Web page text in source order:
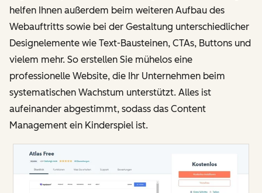
helfen Ihnen außerdem beim weiteren Aufbau des
Webauftritts sowie bei der Gestaltung unterschiedlicher
Designelemente wie Text-Bausteinen, CTAs, Buttons und
vielem mehr. So erstellen Sie mühelos eine
professionelle Website, die Ihr Unternehmen beim
systematischen Wachstum unterstützt. Alles ist
aufeinander abgestimmt, sodass das Content
Management ein Kinderspiel ist.